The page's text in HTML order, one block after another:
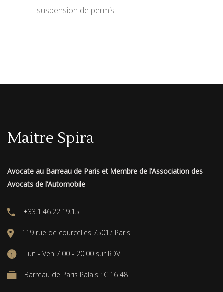
suspension de permis
Maitre Spira
Avocate au Barreau de Paris et Membre de l’Association des
Avocats de l’Automobile
+33.1.46.22.19.15
119 rue de courcelles 75017 Paris
Lun - Ven 7.00 - 20.00 sur RDV
Barreau de Paris Palais : C 16 48